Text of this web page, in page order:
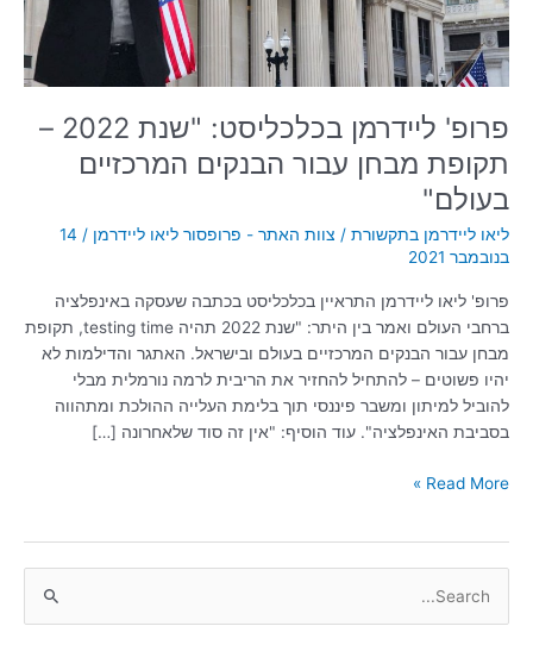
פרופ' ליידרמן בכלכליסט: "שנת 2022 –
תקופת מבחן עבור הבנקים המרכזיים
בעולם"
ליאו ליידרמן בתקשורת / צוות האתר - פרופסור ליאו ליידרמן /
14
בנובמבר 2021
פרופ' ליאו ליידרמן התראיין בכלכליסט בכתבה שעסקה באינפלציה
ברחבי העולם ואמר בין היתר: "שנת 2022 תהיה testing time, תקופת
מבחן עבור הבנקים המרכזיים בעולם ובישראל. האתגר והדילמות לא
יהיו פשוטים – להתחיל להחזיר את הריבית לרמה נורמלית מבלי
להוביל למיתון ומשבר פיננסי תוך בלימת העלייה ההולכת ומתהווה
בסביבת האינפלציה". עוד הוסיף: "אין זה סוד שלאחרונה […]
מבחן
עבור
הבנקים
המרכזיים
Read More »